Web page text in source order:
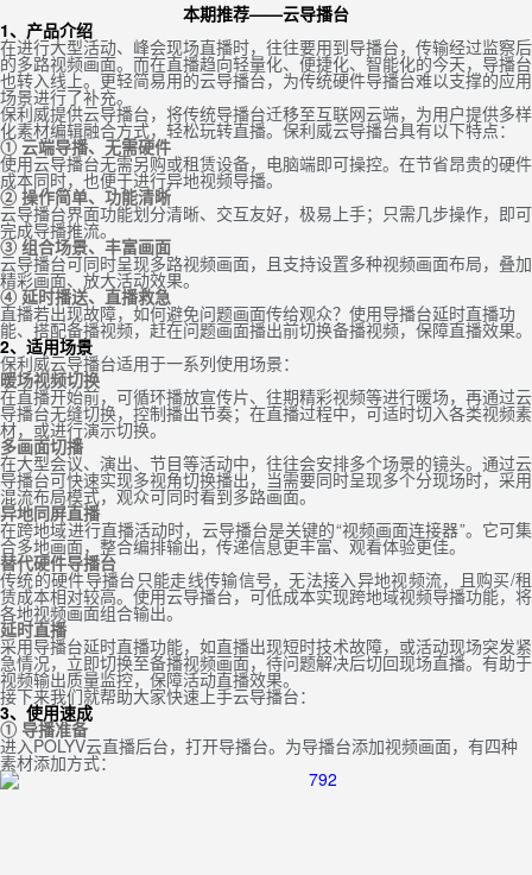
本期推荐——云导播台
1、产品介绍
在进行大型活动、峰会现场直播时，往往要用到导播台，传输经过监察后
的多路视频画面。而在直播趋向轻量化、便捷化、智能化的今天，导播台
也转入线上。更轻简易用的云导播台，为传统硬件导播台难以支撑的应用
场景进行了补充。
保利威提供云导播台，将传统导播台迁移至互联网云端，为用户提供多样
化素材编辑融合方式，轻松玩转直播。保利威云导播台具有以下特点：
① 云端导播、无需硬件
使用云导播台无需另购或租赁设备，电脑端即可操控。在节省昂贵的硬件
成本同时，也便于进行异地视频导播。
② 操作简单、功能清晰
云导播台界面功能划分清晰、交互友好，极易上手；只需几步操作，即可
完成导播推流。
③ 组合场景、丰富画面
云导播台可同时呈现多路视频画面，且支持设置多种视频画面布局，叠加
精彩画面、放大活动效果。
④ 延时播送、直播救急
直播若出现故障，如何避免问题画面传给观众？使用导播台延时直播功
能、搭配备播视频，赶在问题画面播出前切换备播视频，保障直播效果。
2、适用场景
保利威云导播台适用于一系列使用场景：
暖场视频切换
在直播开始前，可循环播放宣传片、往期精彩视频等进行暖场，再通过云
导播台无缝切换，控制播出节奏；在直播过程中，可适时切入各类视频素
材，或进行演示切换。
多画面切播
在大型会议、演出、节目等活动中，往往会安排多个场景的镜头。通过云
导播台可快速实现多视角切换播出，当需要同时呈现多个分现场时，采用
混流布局模式，观众可同时看到多路画面。
异地同屏直播
在跨地域进行直播活动时，云导播台是关键的“视频画面连接器”。它可集
合多地画面，整合编排输出，传递信息更丰富、观看体验更佳。
替代硬件导播台
传统的硬件导播台只能走线传输信号，无法接入异地视频流，且购买/租
赁成本相对较高。使用云导播台，可低成本实现跨地域视频导播功能，将
各地视频画面组合输出。
延时直播
采用导播台延时直播功能，如直播出现短时技术故障，或活动现场突发紧
急情况，立即切换至备播视频画面，待问题解决后切回现场直播。有助于
视频输出质量监控，保障活动直播效果。
接下来我们就帮助大家快速上手云导播台：
3、使用速成
① 导播准备
进入POLYV云直播后台，打开导播台。为导播台添加视频画面，有四种
素材添加方式：